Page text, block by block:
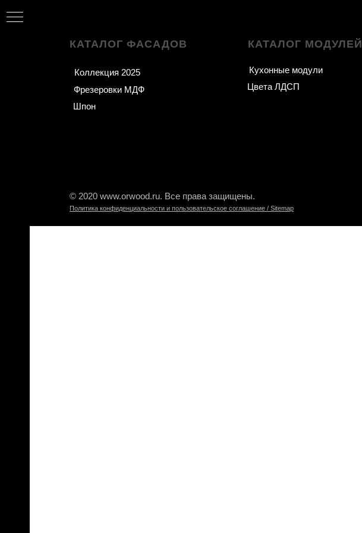
КАТАЛОГ ФАСАДОВ КАТАЛОГ МОДУЛЕЙ
© 2020 www.orwood.ru. Все права защищены.
Коллекция 2025
Шпон
Политика конфиденциальности и пользовательское соглашение / Sitemap
Кухонные модули
Цвета ЛДСП
Фрезеровки МДФ